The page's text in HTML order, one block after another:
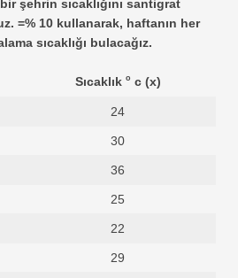
şehrin sıcaklığını santigrat
=% 10 kullanarak, haftanın her
sıcaklığı bulacağız.
Sıcaklık o c (x)
24
30
36
25
22
29